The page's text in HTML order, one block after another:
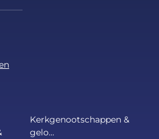
Kerkgenootschappen &
gelo...